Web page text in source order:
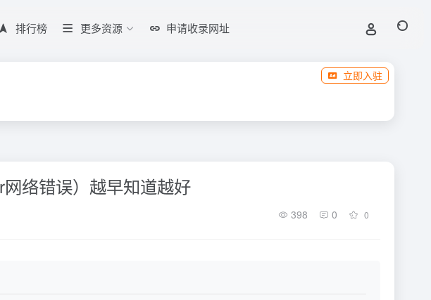
排行榜 更多资源 申请收录网址
立即入驻
络错误）越早知道越好
398 0 0